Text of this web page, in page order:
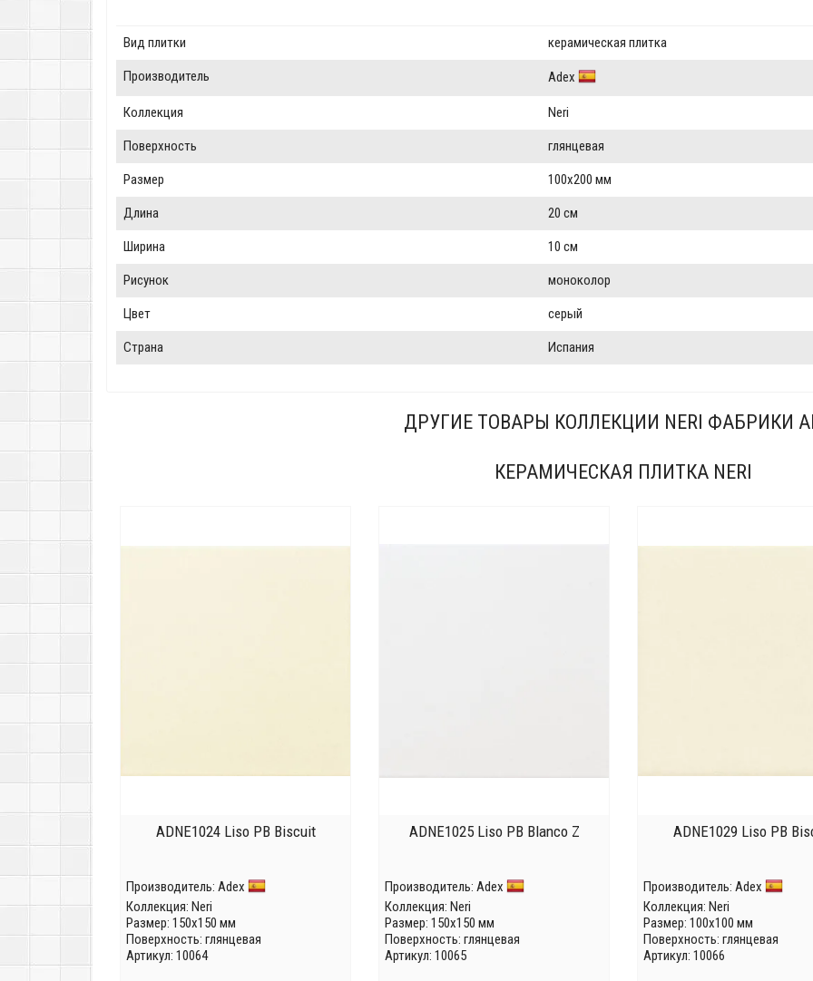
Вид плитки керамическая плитка
Производитель Adex
Коллекция Neri
Поверхность глянцевая
Размер 100x200 мм
Длина 20 см
Ширина 10 см
Рисунок моноколор
Цвет серый
Страна Испания
ДРУГИЕ ТОВАРЫ КОЛЛЕКЦИИ NERI ФАБРИКИ
КЕРАМИЧЕСКАЯ ПЛИТКА NERI
ADNE1024 Liso PB Biscuit
Производитель: Adex
Коллекция: Neri
Размер: 150x150 мм
Поверхность: глянцевая
Артикул: 10064
ADNE1025 Liso PB Blanco Z
Производитель: Adex
Коллекция: Neri
Размер: 150x150 мм
Поверхность: глянцевая
Артикул: 10065
ADNE1029 Liso PB
Производитель: Adex
Коллекция: Neri
Размер: 100x100 мм
Поверхность: глянцевая
Артикул: 10066